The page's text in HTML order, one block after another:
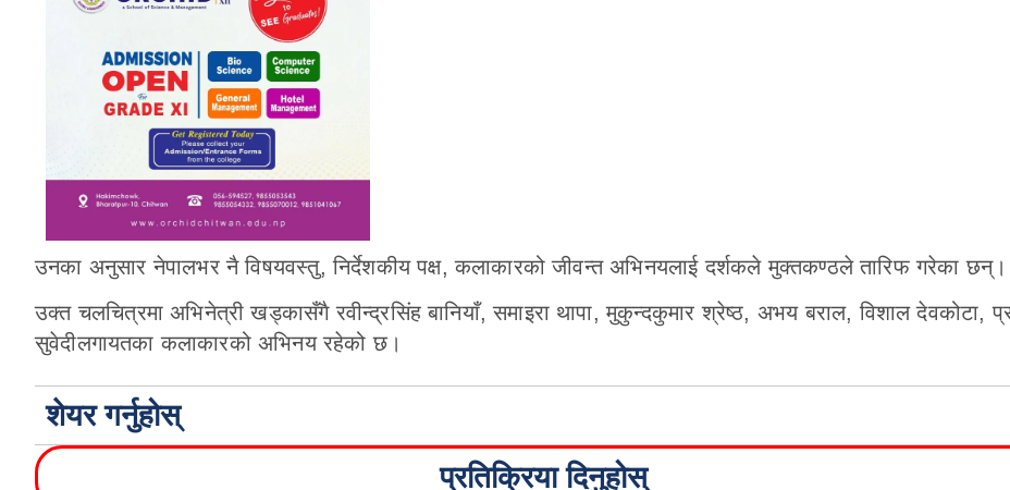
उनका अनुसार नेपालभर नै विषयवस्तु, निर्देशकीय पक्ष, कलाकारको जीवन्त अभिनयलाई दर्शकले मुक्तकण्ठले तारिफ गरेका छन्।
उक्त चलचित्रमा अभिनेत्री खड्कासँगै रवीन्द्रसिंह बानियाँ, समाइरा थापा, मुकुन्दकुमार श्रेष्ठ, अभय बराल, विशाल देवकोटा,
सुवेदीलगायतका कलाकारको अभिनय रहेको छ।
शेयर गर्नुहोस्
प्रतिक्रिया दिनुहोस्